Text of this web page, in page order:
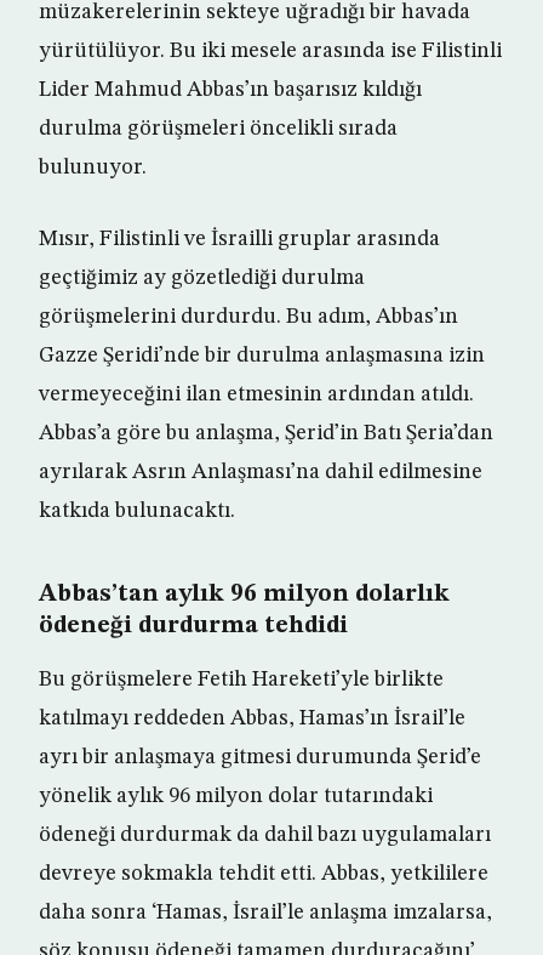
müzakerelerinin sekteye uğradığı bir havada
yürütülüyor. Bu iki mesele arasında ise Filistinli
Lider Mahmud Abbas’ın başarısız kıldığı
durulma görüşmeleri öncelikli sırada
bulunuyor.
Mısır, Filistinli ve İsrailli gruplar arasında
geçtiğimiz ay gözetlediği durulma
görüşmelerini durdurdu. Bu adım, Abbas’ın
Gazze Şeridi’nde bir durulma anlaşmasına izin
vermeyeceğini ilan etmesinin ardından atıldı.
Abbas’a göre bu anlaşma, Şerid’in Batı Şeria’dan
ayrılarak Asrın Anlaşması’na dahil edilmesine
katkıda bulunacaktı.
Abbas’tan aylık 96 milyon dolarlık
ödeneği durdurma tehdidi
Bu görüşmelere Fetih Hareketi’yle birlikte
katılmayı reddeden Abbas, Hamas’ın İsrail’le
ayrı bir anlaşmaya gitmesi durumunda Şerid’e
yönelik aylık 96 milyon dolar tutarındaki
ödeneği durdurmak da dahil bazı uygulamaları
devreye sokmakla tehdit etti. Abbas, yetkililere
daha sonra ‘Hamas, İsrail’le anlaşma imzalarsa,